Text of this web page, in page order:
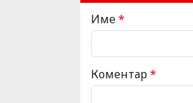
Име*
Коментар*